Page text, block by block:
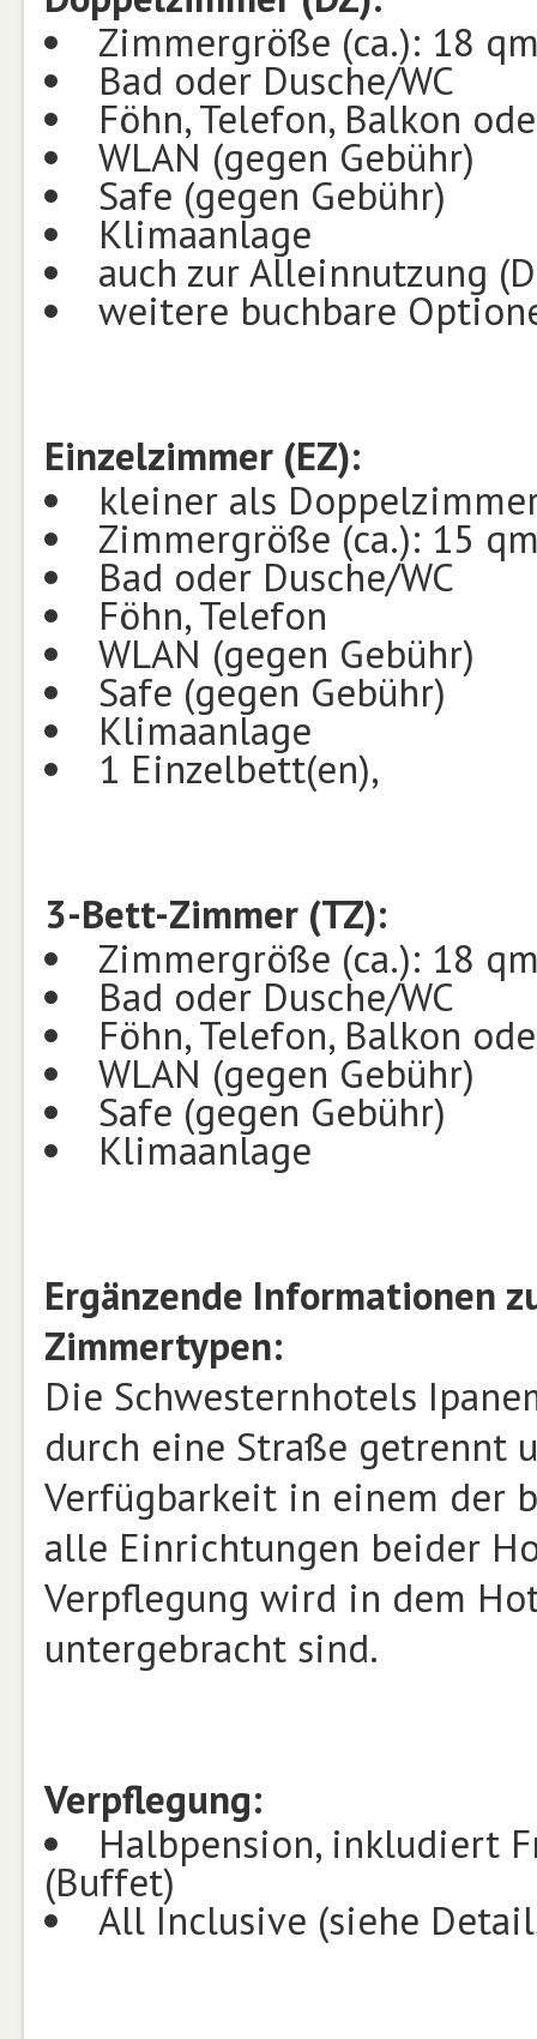
Zimmergröße (ca.): 18
Bad oder Dusche/WC
Föhn, Telefon, Balkon
WLAN (gegen Gebühr)
Safe (gegen Gebühr)
Klimaanlage
auch zur Alleinnutzung
weitere buchbare
Einzelzimmer (EZ):
kleiner als
Zimmergröße (ca.): 15
Bad oder Dusche/WC
Föhn, Telefon
WLAN (gegen Gebühr)
Safe (gegen Gebühr)
Klimaanlage
1 Einzelbett(en),
3-Bett-Zimmer (TZ):
Zimmergröße (ca.): 18
Bad oder Dusche/WC
Föhn, Telefon, Balkon
WLAN (gegen Gebühr)
Safe (gegen Gebühr)
Klimaanlage
Ergänzende Informationen
Zimmertypen:
Die Schwesternhotels
durch eine Straße getrennt
Verfügbarkeit in einem der
alle Einrichtungen beider
Verpflegung wird in dem
untergebracht sind.
Verpflegung:
Halbpension, inkludiert
(Buffet)
All Inclusive (siehe